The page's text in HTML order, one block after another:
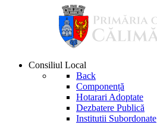
Consiliul Local
Back
Componență
Hotarari Adoptate
Dezbatere Publică
Institutii Subordonate